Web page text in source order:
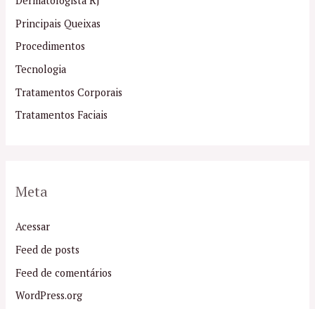
Principais Queixas
Procedimentos
Tecnologia
Tratamentos Corporais
Tratamentos Faciais
Meta
Acessar
Feed de posts
Feed de comentários
WordPress.org